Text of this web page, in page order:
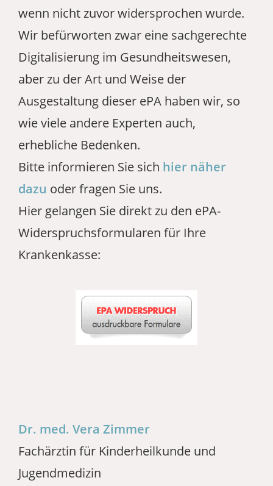
wenn nicht zuvor widersprochen wurde.
Wir befürworten zwar eine sachgerechte
Digitalisierung im Gesundheitswesen,
aber zu der Art und Weise der
Ausgestaltung dieser ePA haben wir, so
wie viele andere Experten auch,
erhebliche Bedenken.
Bitte informieren Sie sich hier näher
dazu oder fragen Sie uns.
Hier gelangen Sie direkt zu den ePA-
Widerspruchsformularen für Ihre
Krankenkasse:
Dr. med. Vera Zimmer
Fachärztin für Kinderheilkunde und
Jugendmedizin